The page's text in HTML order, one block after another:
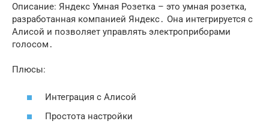
Описание: Яндекс Умная Розетка – это умная розетка,
разработанная компанией Яндекс․ Она интегрируется с
Алисой и позволяет управлять электроприборами
голосом․
Плюсы:
Интеграция с Алисой
Простота настройки